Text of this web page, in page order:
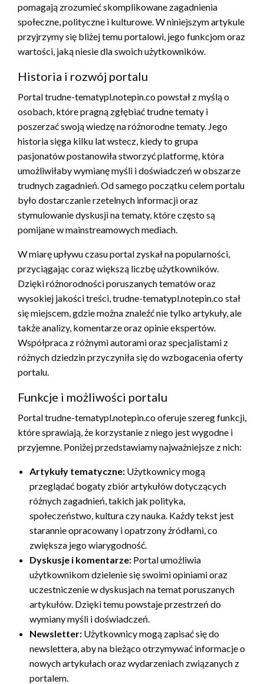
pomagają zrozumieć skomplikowane zagadnienia
społeczne, polityczne i kulturowe. W niniejszym artykule
przyjrzymy się bliżej temu portalowi, jego funkcjom oraz
wartości, jaką niesie dla swoich użytkowników.
Historia i rozwój portalu
Portal trudne-tematypl.notepin.co powstał z myślą o
osobach, które pragną zgłębiać trudne tematy i
poszerzać swoją wiedzę na różnorodne tematy. Jego
historia sięga kilku lat wstecz, kiedy to grupa
pasjonatów postanowiła stworzyć platformę, która
umożliwiłaby wymianę myśli i doświadczeń w obszarze
trudnych zagadnień. Od samego początku celem portalu
było dostarczanie rzetelnych informacji oraz
stymulowanie dyskusji na tematy, które często są
pomijane w mainstreamowych mediach.
W miarę upływu czasu portal zyskał na popularności,
przyciągając coraz większą liczbę użytkowników.
Dzięki różnorodności poruszanych tematów oraz
wysokiej jakości treści, trudne-tematypl.notepin.co stał
się miejscem, gdzie można znaleźć nie tylko artykuły, ale
także analizy, komentarze oraz opinie ekspertów.
Współpraca z różnymi autorami oraz specjalistami z
różnych dziedzin przyczyniła się do wzbogacenia oferty
portalu.
Funkcje i możliwości portalu
Portal trudne-tematypl.notepin.co oferuje szereg funkcji,
które sprawiają, że korzystanie z niego jest wygodne i
przyjemne. Poniżej przedstawiamy najważniejsze z nich:
Artykuły tematyczne: Użytkownicy mogą
przeglądać bogaty zbiór artykułów dotyczących
różnych zagadnień, takich jak polityka,
społeczeństwo, kultura czy nauka. Każdy tekst jest
starannie opracowany i opatrzony źródłami, co
zwiększa jego wiarygodność.
Dyskusje i komentarze: Portal umożliwia
użytkownikom dzielenie się swoimi opiniami oraz
uczestniczenie w dyskusjach na temat poruszanych
artykułów. Dzięki temu powstaje przestrzeń do
wymiany myśli i doświadczeń.
Newsletter: Użytkownicy mogą zapisać się do
newslettera, aby na bieżąco otrzymywać informacje o
nowych artykułach oraz wydarzeniach związanych z
portalem.